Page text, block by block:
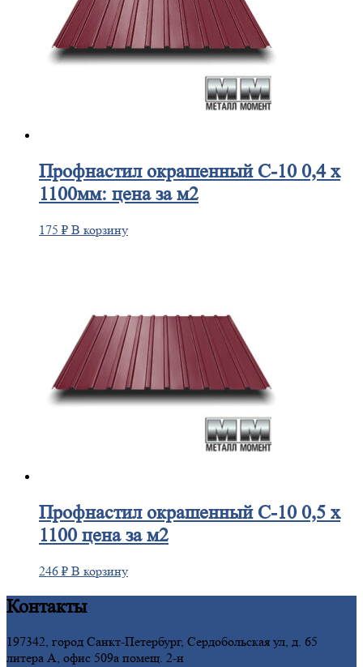
Профнастилокрашенный С-10 0,4 х
1100мм: цена за м2
175 ₽ В корзину
Профнастилокрашенный С-10 0,5 х
1100 цена за м2
246 ₽ В корзину
Контакты
197342, город Санкт-Петербург, Сердобольская ул, д. 65
литера А, офис 509а помещ. 2-н